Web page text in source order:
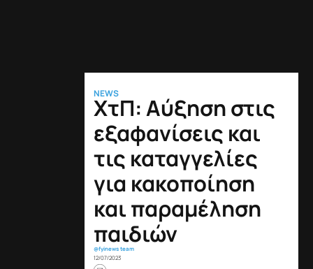
NEWS
ΧτΠ: Αύξηση στις
εξαφανίσεις και
τις καταγγελίες
για κακοποίηση
και παραμέληση
παιδιών
@fyinews team
12/07/2023